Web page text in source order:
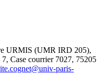
URMIS (UMR IRD 205),
Case courrier 7027, 75205
paris-